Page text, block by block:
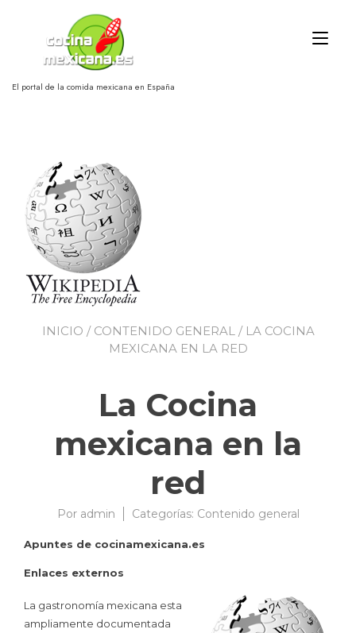
contenido
El portal de la comida mexicana en España
INICIO / CONTENIDO GENERAL/ LA COCINA
MEXICANA EN LA RED
La Cocina
mexicana en la
red
Por admin 08/09/2007
Categorías: Contenido general
Apuntes de cocinamexicana.es
Enlaces externos
La gastronomía mexicana esta
ampliamente documentada